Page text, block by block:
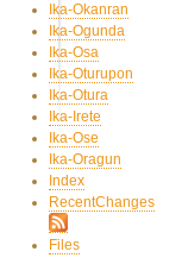
Ika-Okanran
Ika-Ogunda
Ika-Osa
Ika-Oturupon
Ika-Otura
Ika-Irete
Ika-Ose
Ika-Oragun
Index
RecentChanges
Files